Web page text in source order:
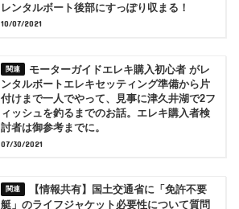
レンタルボート後部にすっぽり収まる！
10/07/2021
モーターガイドエレキ購入初心者 がレ
ンタルボートエレキセッティング準備から片
付けまで一人でやって、見事に津久井湖で2フ
ィッシュを釣るまでのお話。エレキ購入者検
討者は御参考までに。
07/30/2021
【情報共有】国土交通省に「免許不要
艇」のライフジャケット必要性について質問